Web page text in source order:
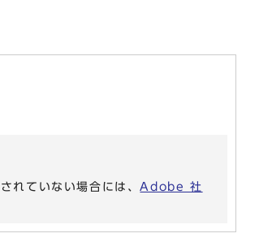
れていない場合には、Adobe 社